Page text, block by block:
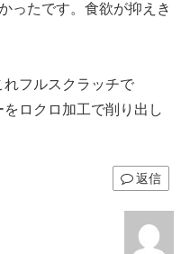
ったです。食欲が抑えき
フルスクラッチで
ロクロ加工で削り出し
返信